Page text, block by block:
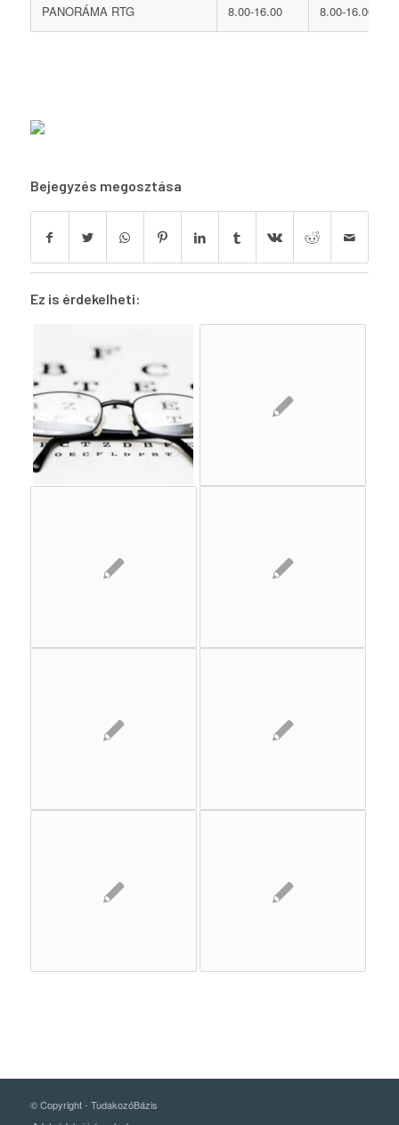
PANORÁMA RTG 8.00-16.00 8.00-16.00
Bejegyzés megosztása
Ez is érdekelheti:
© Copyright - TudakozóBázis